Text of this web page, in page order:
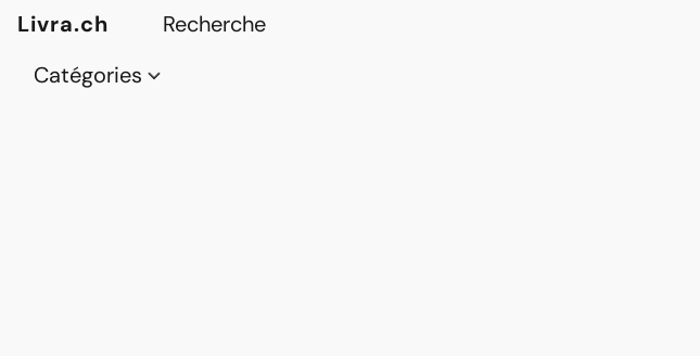
Livra.ch
Catégories